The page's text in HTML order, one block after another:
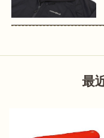
最